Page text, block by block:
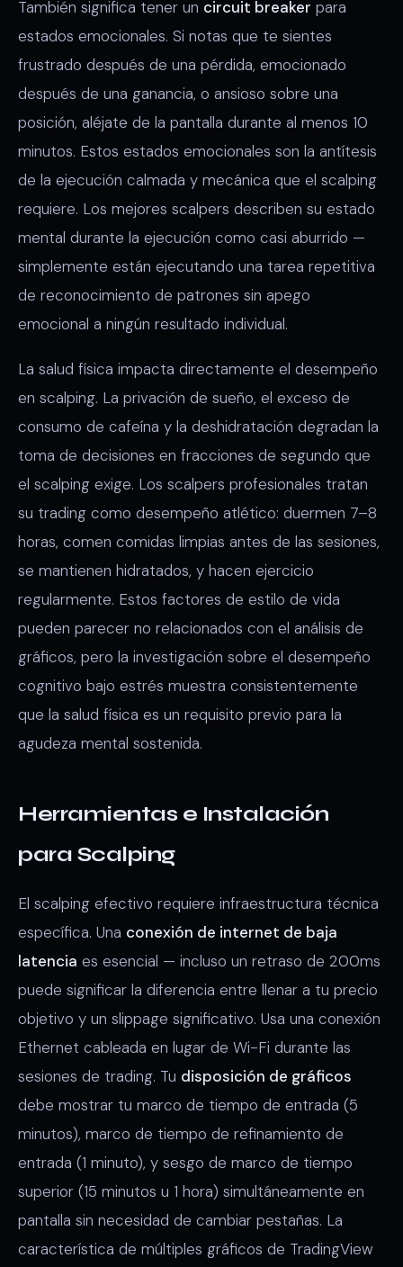
También significa tener un circuit breaker para
estados emocionales. Si notas que te sientes
frustrado después de una pérdida, emocionado
después de una ganancia, o ansioso sobre una
posición, aléjate de la pantalla durante al menos 10
minutos. Estos estados emocionales son la antítesis
de la ejecución calmada y mecánica que el scalping
requiere. Los mejores scalpers describen su estado
mental durante la ejecución como casi aburrido —
simplemente están ejecutando una tarea repetitiva
de reconocimiento de patrones sin apego
emocional a ningún resultado individual.
La salud física impacta directamente el desempeño
en scalping. La privación de sueño, el exceso de
consumo de cafeína y la deshidratación degradan la
toma de decisiones en fracciones de segundo que
el scalping exige. Los scalpers profesionales tratan
su trading como desempeño atlético: duermen 7–8
horas, comen comidas limpias antes de las sesiones,
se mantienen hidratados, y hacen ejercicio
regularmente. Estos factores de estilo de vida
pueden parecer no relacionados con el análisis de
gráficos, pero la investigación sobre el desempeño
cognitivo bajo estrés muestra consistentemente
que la salud física es un requisito previo para la
agudeza mental sostenida.
Herramientas e Instalación
para Scalping
El scalping efectivo requiere infraestructura técnica
específica. Una conexión de internet de baja
latencia es esencial — incluso un retraso de 200ms
puede significar la diferencia entre llenar a tu precio
objetivo y un slippage significativo. Usa una conexión
Ethernet cableada en lugar de Wi-Fi durante las
sesiones de trading. Tu disposición de gráficos
debe mostrar tu marco de tiempo de entrada (5
minutos), marco de tiempo de refinamiento de
entrada (1 minuto), y sesgo de marco de tiempo
superior (15 minutos u 1 hora) simultáneamente en
pantalla sin necesidad de cambiar pestañas. La
característica de múltiples gráficos de TradingView